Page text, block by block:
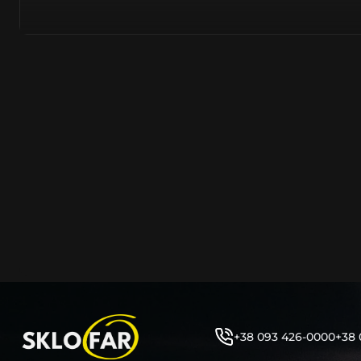
Цілком зрозуміло, що далеко не завжди потрібна повна
як це часто пропонують автосервіси та автодилери.
заощадити та придбати тільки те, що потребує
+38 093 426-0000+38